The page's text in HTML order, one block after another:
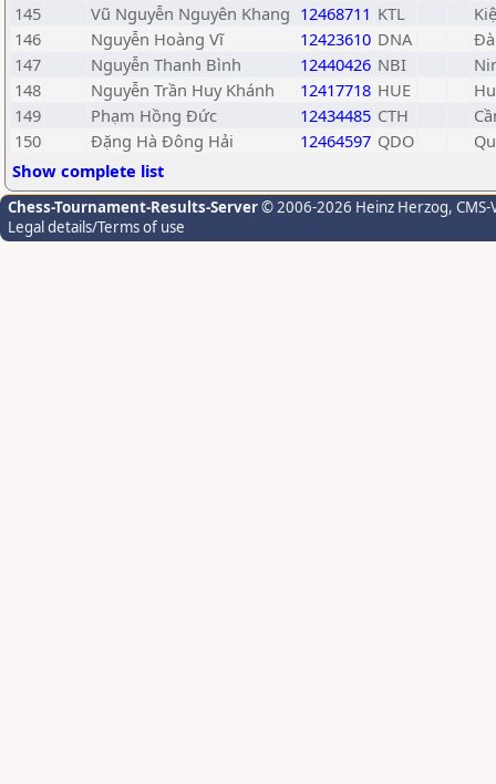
145
Vũ Nguyễn Nguyên Khang 12468711 KTL
146
Nguyễn Hoàng Vĩ 12423610 DNA
147
Nguyễn Thanh Bình 12440426 NBI
148
Nguyễn Trần Huy Khánh 12417718 HUE
149
Phạm Hồng Đức 12434485 CTH
150
Đặng Hà Đông Hải 12464597 QDO
Show complete list
Chess-Tournament-Results-Server© 2006-2026 Heinz Herzog,
Legal details/Terms of use